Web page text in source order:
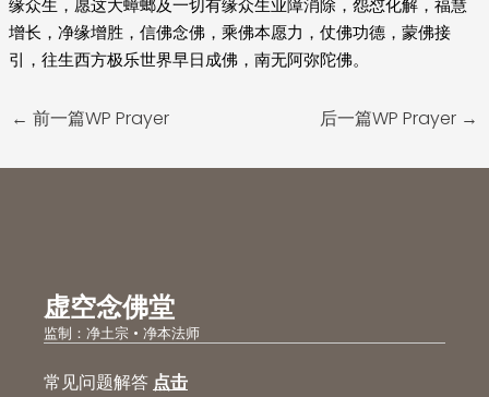
缘众生，愿这大蟑螂及一切有缘众生业障消除，怨怼化解，福慧
增长，净缘增胜，信佛念佛，乘佛本愿力，仗佛功德，蒙佛接
引，往生西方极乐世界早日成佛，南无阿弥陀佛。
← 前一篇WP Prayer 后一篇WP Prayer →
虚空念佛堂
监制：净土宗 • 净本法师
常见问题解答 点击